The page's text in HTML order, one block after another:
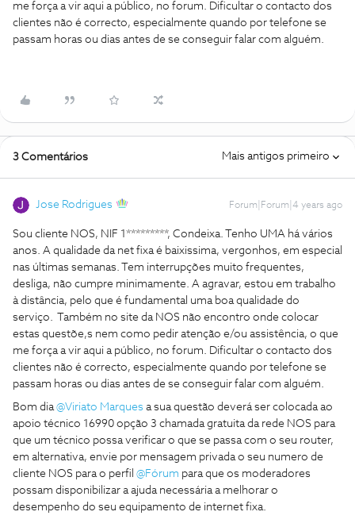
me força a vir aqui a público, no forum. Dificultar o contacto dos
clientes não é correcto, especialmente quando por telefone se
passam horas ou dias antes de se conseguir falar com alguém.
3 Comentários Mais antigos primeiro
Jose Rodrigues Forum|Forum|4 years ago
Sou cliente NOS, NIF 1*********, Condeixa. Tenho UMA há vários
anos. A qualidade da net fixa é baixissima, vergonhos, em especial
nas últimas semanas. Tem interrupções muito frequentes,
desliga, não cumpre minimamente. A agravar, estou em trabalho
à distância, pelo que é fundamental uma boa qualidade do
serviço. Também no site da NOS não encontro onde colocar
estas questõe,s nem como pedir atenção e/ou assistência, o que
me força a vir aqui a público, no forum. Dificultar o contacto dos
clientes não é correcto, especialmente quando por telefone se
passam horas ou dias antes de se conseguir falar com alguém.
Bom dia@Viriato Marques a sua questão deverá ser colocada ao
apoio técnico 16990 opção 3 chamada gratuita da rede NOS para
que um técnico possa verificar o que se passa com o seu router,
em alternativa, envie por mensagem privada o seu numero de
cliente NOS para o perfil @Fórum para que os moderadores
possam disponibilizar a ajuda necessária a melhorar o
desempenho do seu equipamento de internet fixa.